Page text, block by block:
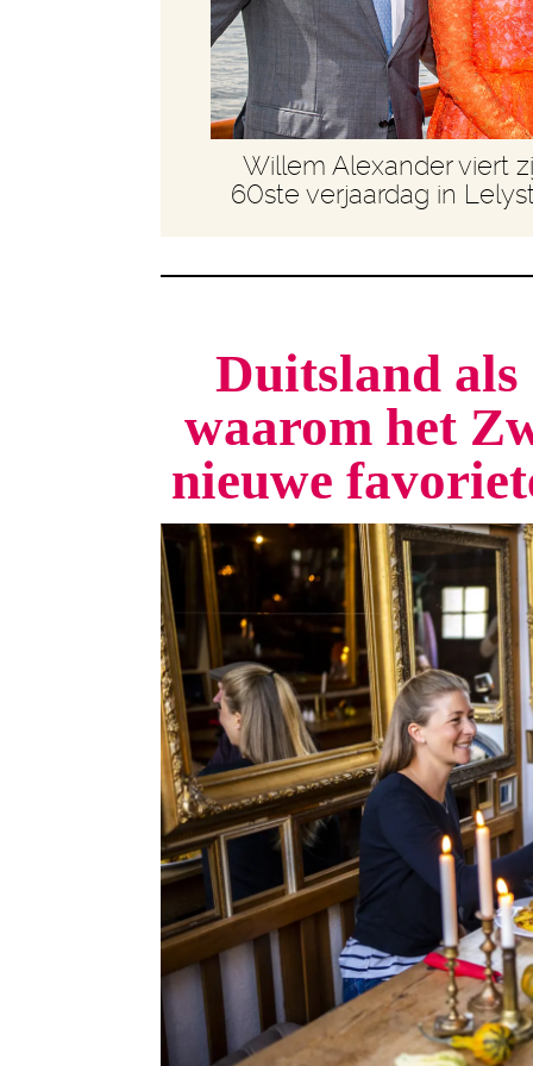
Willem Alexander viert
60ste verjaardag in
Duitsland
waarom het
nieuwe